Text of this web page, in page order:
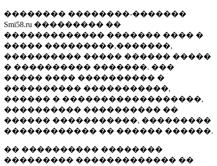
�������� ��������-�������
Smi58.ru ��������� ��
������������� ������� ���� �
����� ���������,�������,
���������� ����� ������ �����
� ���������� �������. ���
����� ���� ���������� �
���������� �����������,
������ � ������������������,
���������� ���������� ��
������ �����������, ���������
������������ �� ������ ������.
�� ���������� ��������
��������� ������������� ��